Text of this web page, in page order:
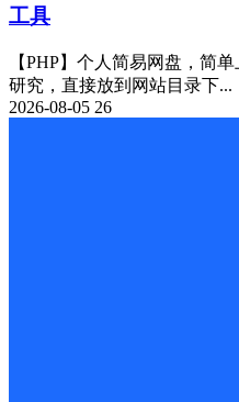
工具
【PHP】个人简易网盘，简
研究，直接放到网站目录下...
2026-08-05 26